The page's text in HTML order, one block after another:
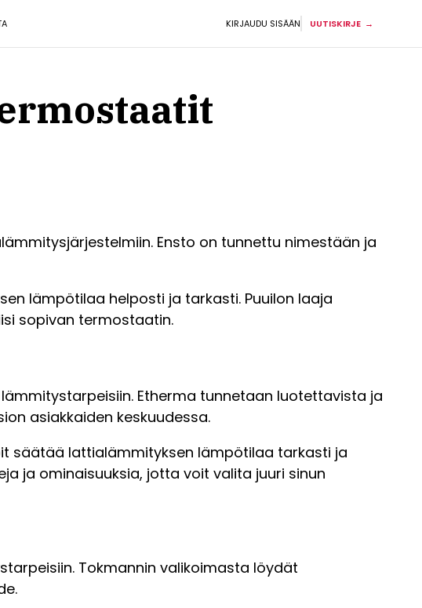
KIRJAUDU SISÄÄN UUTISKIRJE
Ensto on tunnettu nimestään ja
lämpötilaa helposti ja tarkasti. Puuilon laaja
sopivan termostaatin.
Etherma tunnetaan luotettavista ja
asiakkaiden keskuudessa.
säätää lattialämmityksen lämpötilaa tarkasti ja
ja ominaisuuksia, jotta voit valita juuri sinun
Tokmannin valikoimasta löydät